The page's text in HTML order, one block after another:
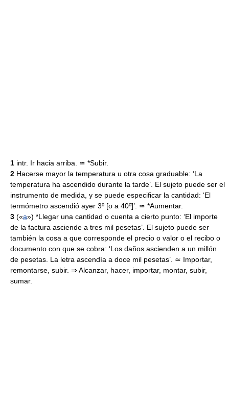
1 intr. Ir hacia arriba. ≃ *Subir.
2 Hacerse mayor la temperatura u otra cosa graduable: ‘La
temperatura ha ascendido durante la tarde’. El sujeto puede ser el
instrumento de medida, y se puede especificar la cantidad: ‘El
termómetro ascendió ayer 3º [o a 40º]’. ≃ *Aumentar.
3 («a») *Llegar una cantidad o cuenta a cierto punto: ‘El importe
de la factura asciende a tres mil pesetas’. El sujeto puede ser
también la cosa a que corresponde el precio o valor o el recibo o
documento con que se cobra: ‘Los daños ascienden a un millón
de pesetas. La letra ascendía a doce mil pesetas’. ≃ Importar,
remontarse, subir. ⇒ Alcanzar, hacer, importar, montar, subir,
sumar.